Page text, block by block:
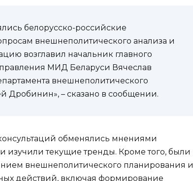
белорусско-российские
внешнеполитического анализа и
возглавил начальник главного
МИД Беларуси Вячеслав
внешнеполитического
– сказано в сообщении.
обменялись мнениями
изучили текущие тренды. Кроме того, были
внешнеполитического планирования и
действий, включая формирование